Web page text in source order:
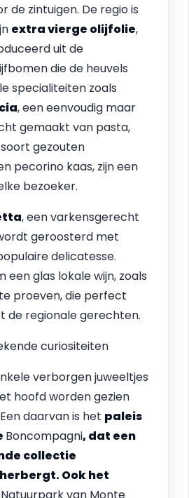
de zintuigen. De regio is
extra vierge olijfolie,
uit de
die de heuvels
specialiteiten zoals
, een eenvoudig maar
gemaakt van pasta,
gezouten
pecorino kaas, zijn een
bezoeker.
, een varkensgerecht
geroosterd met
delicatesse.
een glas lokale wijn, zoals
proeven, die perfect
de regionale gerechten.
curiositeiten
verborgen juweeltjes
hoofd worden gezien
daarvan is het paleis
Boncompagni, dat een
collectie
Ook het
Natuurpark van Monte